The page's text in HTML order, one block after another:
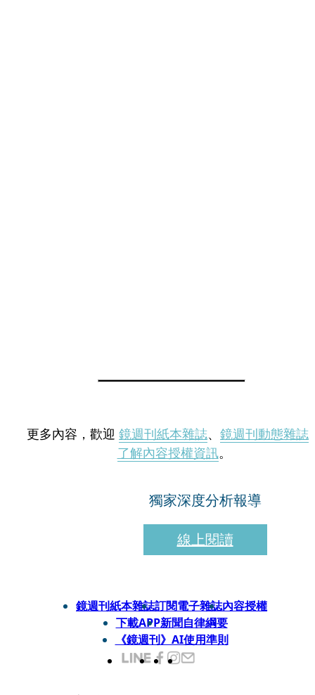
更多內容，歡迎 鏡週刊紙本雜誌、 鏡週刊動態雜誌
了解內容授權資訊。
獨家深度分析報導
線上閱讀
鏡週刊紙本雜誌訂閱電子雜誌內容授權
下載APP新聞自律綱要
《鏡週刊》AI使用準則